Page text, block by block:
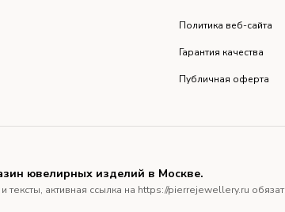
Политика веб-сайта
Гарантия качества
Публичная оферта
ювелирных изделий в Москве.
активная ссылка на https://pierrejewellery.ru